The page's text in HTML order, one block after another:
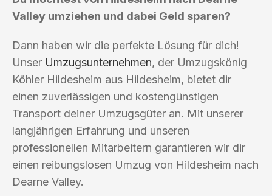
Valley umziehen und dabei Geld sparen?
Dann haben wir die perfekte Lösung für dich!
Unser Umzugsunternehmen, der Umzugskönig
Köhler Hildesheim aus Hildesheim, bietet dir
einen zuverlässigen und kostengünstigen
Transport deiner Umzugsgüter an. Mit unserer
langjährigen Erfahrung und unseren
professionellen Mitarbeitern garantieren wir dir
einen reibungslosen Umzug von Hildesheim nach
Dearne Valley.